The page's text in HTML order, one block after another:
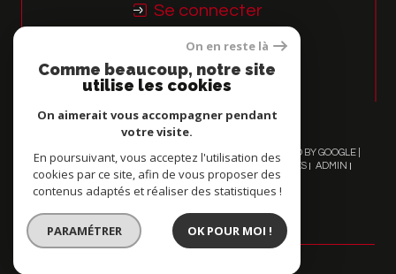
Se connecter
Nous
ADHÉRONS
© 2026 | TOUS DROITS RÉSERVÉS | TRADUCTION POWERED BY GOOGLE |
NOS HONORAIRES
PLAN DU SITE MENTIONS LÉGALES
ADMIN
NOS LIENS
POLITIQUE RGPD COOKIES
On en reste là
Comme beaucoup, notre site
utilise les cookies
On aimerait vous accompagner pendant
votre visite.
En poursuivant, vous acceptez l'utilisation des
cookies par ce site, afin de vous proposer des
contenus adaptés et réaliser des statistiques !
PARAMÉTRER OK POUR MOI !